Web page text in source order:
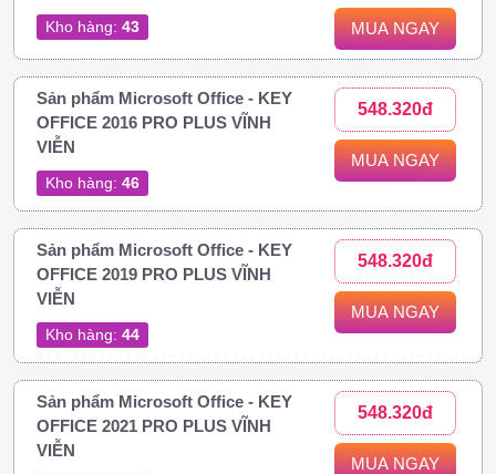
Kho hàng: 43 MUA NGAY
Sản phẩm Microsoft Office - KEY
OFFICE 2016 PRO PLUS VĨNH
VIỄN
Kho hàng: 46
548.320đ
MUA NGAY
Sản phẩm Microsoft Office - KEY
OFFICE 2019 PRO PLUS VĨNH
VIỄN
Kho hàng: 44
548.320đ
MUA NGAY
Sản phẩm Microsoft Office - KEY
OFFICE 2021 PRO PLUS VĨNH
VIỄN
548.320đ
MUA NGAY